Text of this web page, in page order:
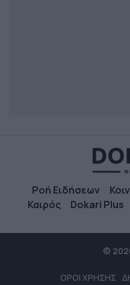
Ροή Ειδήσεων
Καιρός
Dokari Plus
©
ΟΡΟΙ ΧΡΗΣΗΣ